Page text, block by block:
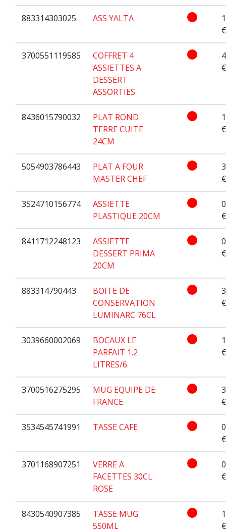
883314303025 ASS YALTA
€
3700551119585
COFFRET 4
ASSIETTES A
DESSERT
ASSORTIES
€
8436015790032
PLAT ROND
TERRE CUITE
24CM
€
5054903786443
PLAT A FOUR
MASTER CHEF
€
3524710156774
ASSIETTE
PLASTIQUE 20CM
€
8411712248123
ASSIETTE
DESSERT PRIMA
20CM
€
883314790443
BOITE DE
CONSERVATION
LUMINARC 76CL
€
3039660002069
BOCAUX LE
PARFAIT 1.2
LITRES/6
€
3700516275295
MUG EQUIPE DE
FRANCE
€
3534545741991 TASSE CAFE
€
3701168907251
VERRE A
FACETTES 30CL
ROSE
€
8430540907385
TASSE MUG
550ML
€